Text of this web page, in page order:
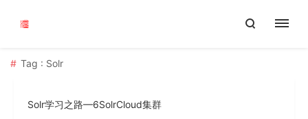
Tag : Solr
Solr学习之路—6SolrCloud集群